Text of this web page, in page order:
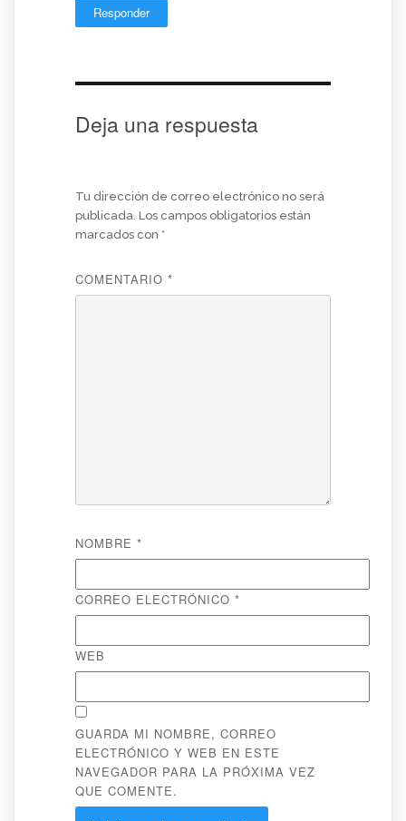
Responder
Deja una respuesta
Tu dirección de correo electrónico no será
publicada. Los campos obligatorios están
marcados con *
COMENTARIO *
NOMBRE *
CORREO ELECTRÓNICO *
WEB
GUARDA MI NOMBRE, CORREO
ELECTRÓNICO Y WEB EN ESTE
NAVEGADOR PARA LA PRÓXIMA VEZ
QUE COMENTE.